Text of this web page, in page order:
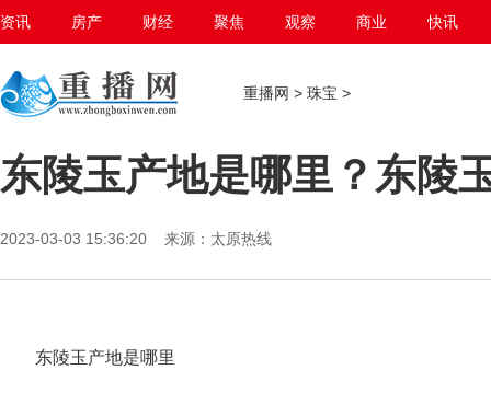
资讯 房产 财经 聚焦 观察 商业 快讯
重播网 > 珠宝 >
东陵玉产地是哪里？东陵
2023-03-03 15:36:20 来源：太原热线
东陵玉产地是哪里